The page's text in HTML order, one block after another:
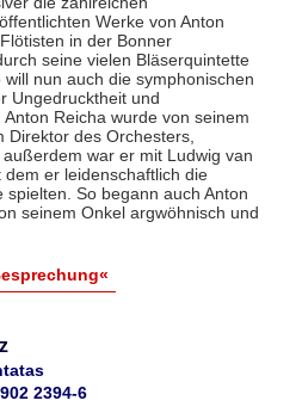
Werke von Anton
in der Bonner
seine vielen Bläserquintette
nun auch die symphonischen
Ungedrucktheit und
Reicha wurde von seinem
Direktor des Orchesters,
war er mit Ludwig van
er leidenschaftlich die
So begann auch Anton
seinem Onkel argwöhnisch und
2394-6